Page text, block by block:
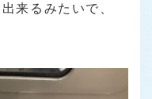
来るみたいで、